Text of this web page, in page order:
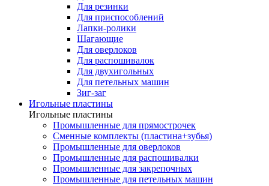
Для резинки
Для приспособлений
Лапки-ролики
Шагающие
Для оверлоков
Для распошивалок
Для двухигольных
Для петельных машин
Зиг-заг
Игольные пластины
Игольные пластины
Промышленные для прямострочек
Сменные комплекты (пластина+зубья)
Промышленные для оверлоков
Промышленные для распошивалки
Промышленные для закрепочных
Промышленные для петельных машин